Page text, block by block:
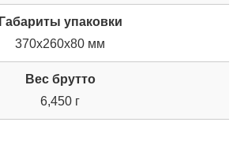
Габариты упаковки
370x260x80 мм
Вес брутто
6,450 г